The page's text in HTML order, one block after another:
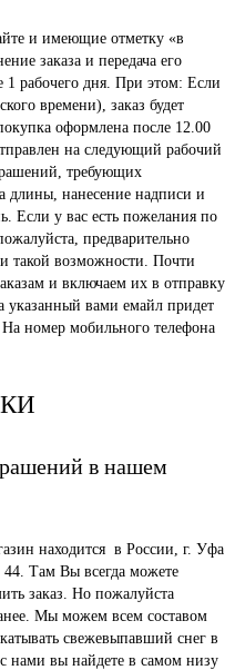
и имеющие отметку «в
заказа и передача его
1 рабочего дня. При этом: Если
времени), заказ будет
оформлена после 12.00
на следующий рабочий
требующих
длины, нанесение надписи и
Если у вас есть пожелания по
предварительно
такой возможности. Почти
и включаем их в отправку
указанный вами емайл придет
номер мобильного телефона
в нашем
находится в России, г. Уфа
Там Вы всегда можете
заказ. Но пожалуйста
Мы можем всем составом
свежевыпавший снег в
нами вы найдете в самом низу